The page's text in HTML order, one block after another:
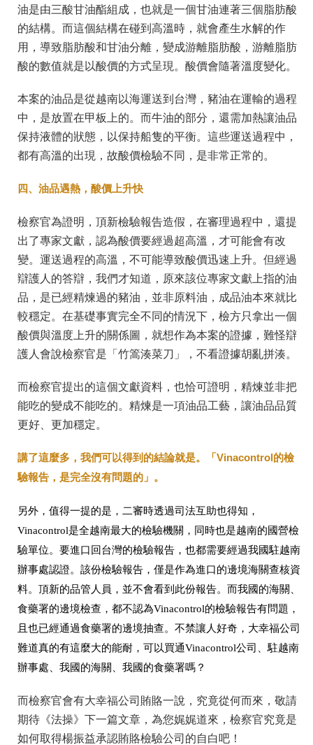
油是由三酸甘油酯組成，也就是一個甘油連著三個脂肪酸
的結構。而這個結構在碰到高溫時，就會產生水解的作
用，導致脂肪酸和甘油分離，變成游離脂肪酸，游離脂肪
酸的數值就是以酸價的方式呈現。酸價會隨著溫度變化。
本案的油品是從越南以海運送到台灣，豬油在運輸的過程
中，是放置在甲板上的。而牛油的部分，還需加熱讓油品
保持液體的狀態，以保持船隻的平衡。這些運送過程中，
都有高溫的出現，故酸價檢驗不同，是非常正常的。
四、油品遇熱，酸價上升快
檢察官為證明，頂新檢驗報告造假，在審理過程中，還提
出了專家文獻，認為酸價要經過超高溫，才可能會有改
變。運送過程的高溫，不可能導致酸價迅速上升。但經過
辯護人的答辯，我們才知道，原來該位專家文獻上指的油
品，是已經精煉過的豬油，並非原料油，成品油本來就比
較穩定。在基礎事實完全不同的情況下，檢方只拿出一個
酸價與溫度上升的關係圖，就想作為本案的證據，難怪辯
護人會說檢察官是「竹篙湊菜刀」，不看證據胡亂拼湊。
而檢察官提出的這個文獻資料，也恰可證明，精煉並非把
能吃的變成不能吃的。精煉是一項油品工藝，讓油品品質
更好、更加穩定。
講了這麼多，我們可以得到的結論就是。「Vinacontrol的檢
驗報告，是完全沒有問題的」。
另外，值得一提的是，二審時透過司法互助也得知，
Vinacontrol是全越南最大的檢驗機關，同時也是越南的國營檢
驗單位。要進口回台灣的檢驗報告，也都需要經過我國駐越南
辦事處認證。該份檢驗報告，僅是作為進口的邊境海關查核資
料。頂新的品管人員，並不會看到此份報告。而我國的海關、
食藥署的邊境檢查，都不認為Vinacontrol的檢驗報告有問題，
且也已經通過食藥署的邊境抽查。不禁讓人好奇，大幸福公司
難道真的有這麼大的能耐，可以買通Vinacontrol公司、駐越南
辦事處、我國的海關、我國的食藥署嗎？
而檢察官會有大幸福公司賄賂一說，究竟從何而來，敬請
期待《法操》下一篇文章，為您娓娓道來，檢察官究竟是
如何取得楊振益承認賄賂檢驗公司的自白吧！